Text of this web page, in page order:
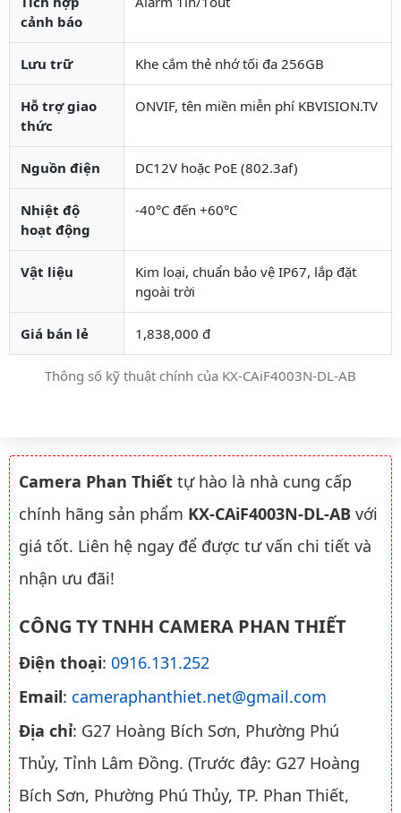
Thông số kỹ thuật chính của KX-CAiF4003N-DL-AB
cảnh báo
Lưu trữ Khe cắm thẻ nhớ tối đa 256GB
Hỗ trợ giao
thức
ONVIF, tên miền miễn phí KBVISION.TV
Nguồn điện DC12V hoặc PoE (802.3af)
Nhiệt độ
hoạt động
-40°C đến +60°C
Vật liệu
Kim loại, chuẩn bảo vệ IP67, lắp đặt
ngoài trời
Giá bán lẻ 1,838,000 đ
Camera Phan Thiết tự hào là nhà cung cấp
chính hãng sản phẩm KX-CAiF4003N-DL-AB với
giá tốt. Liên hệ ngay để được tư vấn chi tiết và
nhận ưu đãi!
CÔNG TY TNHH CAMERA PHAN THIẾT
Điện thoại: 0916.131.252
Email: cameraphanthiet.net@gmail.com
Địa chỉ: G27 Hoàng Bích Sơn, Phường Phú
Thủy, Tỉnh Lâm Đồng. (Trước đây: G27 Hoàng
Bích Sơn, Phường Phú Thủy, TP. Phan Thiết,